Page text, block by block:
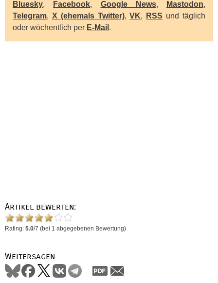
Bluesky, Facebook, Google News, Mastodon,
Telegram, X (ehemals Twitter),VK, RSS und täglich
oder wöchentlich per E-Mail .
Artikel bewerten:
Rating: 5.0/7 (bei 1 abgegebenen Bewertung)
Weitersagen